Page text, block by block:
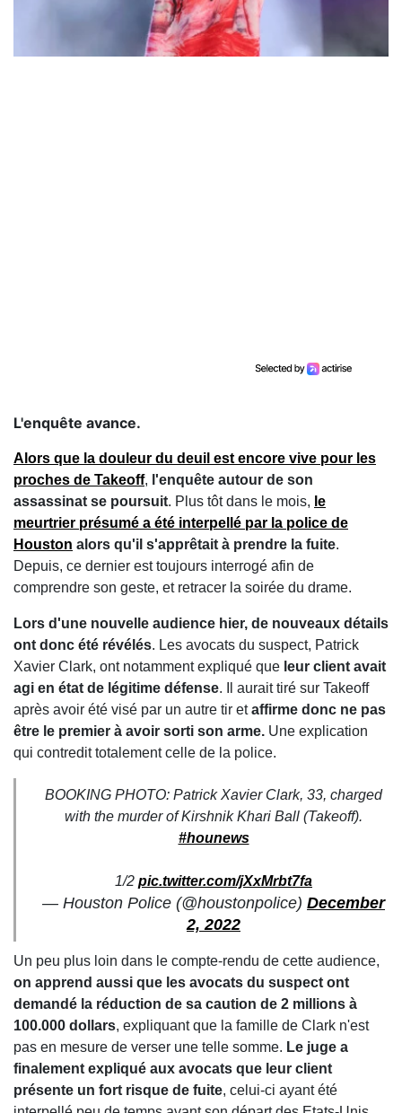
L'enquête avance.
Alors que la douleur du deuil est encore vive pour les
proches de Takeoff, l'enquête autour de son
assassinat se poursuit. Plus tôt dans le mois, le
meurtrier présumé a été interpellé par la police de
Houston alors qu'il s'apprêtait à prendre la fuite.
Depuis, ce dernier est toujours interrogé afin de
comprendre son geste, et retracer la soirée du drame.
Lors d'une nouvelle audience hier, de nouveaux détails
ont donc été révélés. Les avocats du suspect, Patrick
Xavier Clark, ont notamment expliqué que leur client avait
agi en état de légitime défense. Il aurait tiré sur Takeoff
après avoir été visé par un autre tir etaffirme donc ne pas
être le premier à avoir sorti son arme. Une explication
qui contredit totalement celle de la police.
BOOKING PHOTO: Patrick Xavier Clark, 33, charged
with the murder of Kirshnik Khari Ball (Takeoff).
#hounews
1/2 pic.twitter.com/jXxMrbt7fa
— Houston Police (@houstonpolice) December
2, 2022
Un peu plus loin dans le compte-rendu de cette audience,
on apprend aussi que les avocats du suspect ont
demandé la réduction de sa caution de 2 millions à
100.000 dollars, expliquant que la famille de Clark n'est
pas en mesure de verser une telle somme. Le juge a
finalement expliqué aux avocats que leur client
présente un fort risque de fuite, celui-ci ayant été